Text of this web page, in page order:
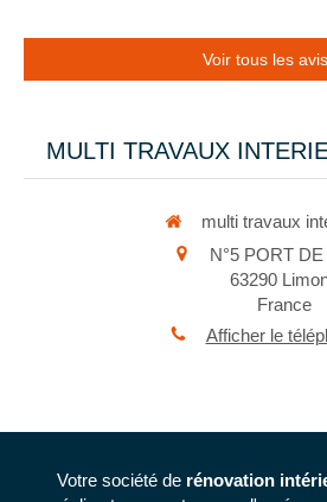
Voir tous les avis
MULTI TRAVAUX
multi travaux
N°5 PORT
63290
France
Afficher le
Votre société de rénovation